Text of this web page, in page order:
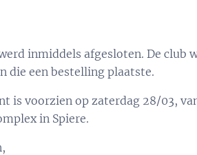
inmiddels afgesloten. De club
die een bestelling plaatste.
is voorzien op zaterdag 28/03,
in Spiere.